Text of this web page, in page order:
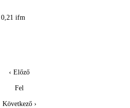
0,21 ifm
‹ Előző
Fel
Következő ›